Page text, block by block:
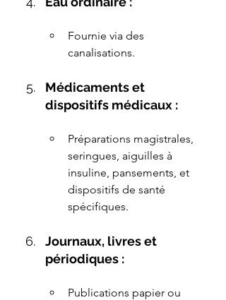
Fournie via des
canalisations.
Médicaments et
dispositifs médicaux :
Préparations magistrales,
seringues, aiguilles à
insuline, pansements, et
dispositifs de santé
spécifiques.
Journaux, livres et
périodiques :
Publications papier ou